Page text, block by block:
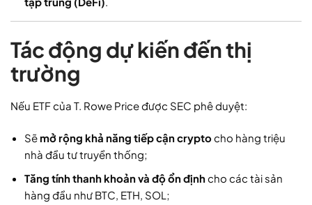
Tác động dự kiến đến thị
trường
Nếu ETF của T. Rowe Price được SEC phê duyệt:
Sẽ mở rộng khả năng tiếp cận cryptocho hàng triệu
nhà đầu tư truyền thống;
Tăng tính thanh khoản và độ ổn địnhcho các tài sản
hàng đầu như BTC, ETH, SOL;